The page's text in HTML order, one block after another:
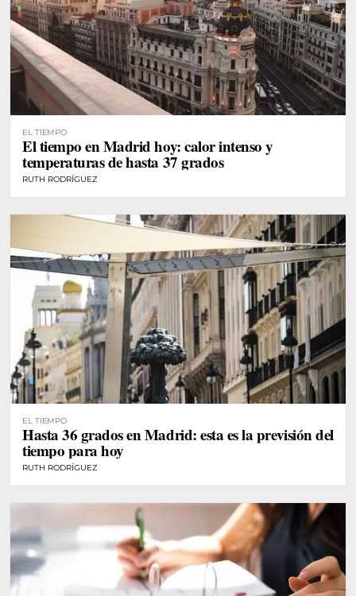
EL TIEMPO
El tiempo en Madrid hoy: calor intenso y
temperaturas de hasta 37 grados
RUTH RODRÍGUEZ
EL TIEMPO
Hasta 36 grados en Madrid: esta es la previsión del
tiempo para hoy
RUTH RODRÍGUEZ